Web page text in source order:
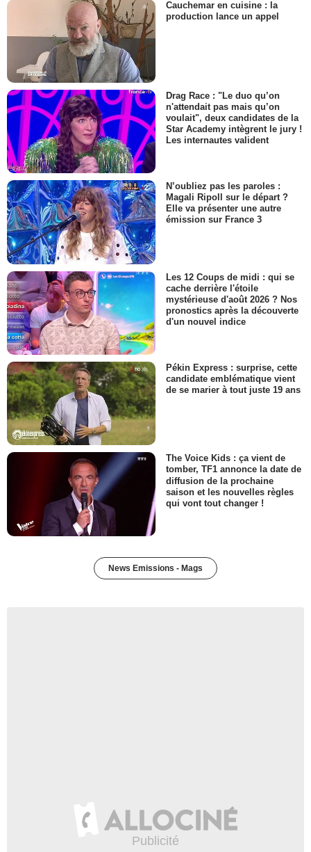
Cauchemar en cuisine : la
production lance un appel
Drag Race : "Le duo qu’on
n'attendait pas mais qu’on
voulait", deux candidates de la
Star Academy intègrent le jury !
Les internautes valident
N’oubliez pas les paroles :
Magali Ripoll sur le départ ?
Elle va présenter une autre
émission sur France 3
Les 12 Coups de midi : qui se
cache derrière l'étoile
mystérieuse d'août 2026 ? Nos
pronostics après la découverte
d'un nouvel indice
Pékin Express : surprise, cette
candidate emblématique vient
de se marier à tout juste 19 ans
The Voice Kids : ça vient de
tomber, TF1 annonce la date de
diffusion de la prochaine
saison et les nouvelles règles
qui vont tout changer !
News Emissions - Mags